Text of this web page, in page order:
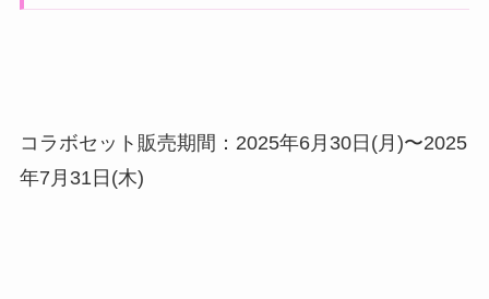
コラボセット販売期間：2025年6月30日(月)〜2025
年7月31日(木)